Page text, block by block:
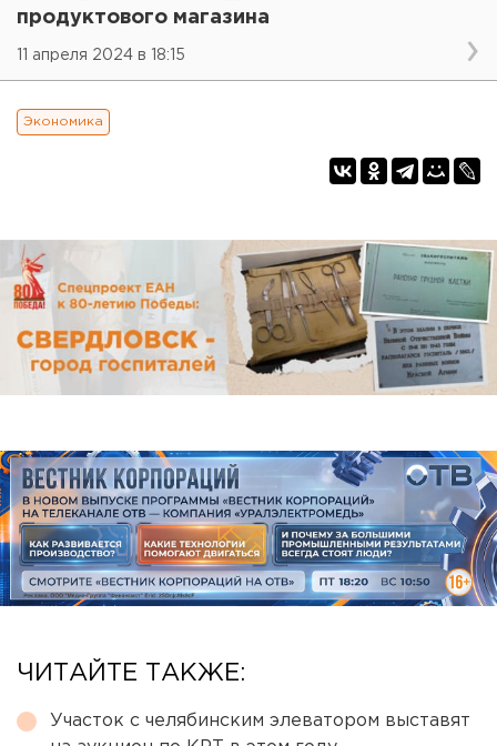
продуктового магазина
11 апреля 2024 в 18:15
Экономика
ЧИТАЙТЕ ТАКЖЕ:
Участок с челябинским элеватором выставят